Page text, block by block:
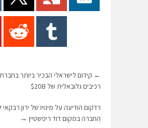
← קידום לישראלי הבכיר ביותר
רכיבים גלובאלית של 20B$
רדקום הודיעה על מינויו של ירון
החברה במקום דוד ריפשטיין →